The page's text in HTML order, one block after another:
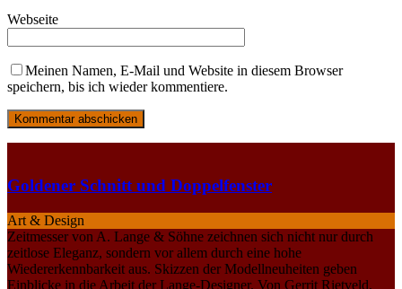
Webseite
Meinen Namen, E-Mail und Website in diesem Browser
speichern, bis ich wieder kommentiere.
Goldener Schnitt und Doppelfenster
Art & Design
Zeitmesser von A. Lange & Söhne zeichnen sich nicht nur durch
zeitlose Eleganz, sondern vor allem durch eine hohe
Wiedererkennbarkeit aus. Skizzen der Modellneuheiten geben
Einblicke in die Arbeit der Lange-Designer. Von Gerrit Rietveld,